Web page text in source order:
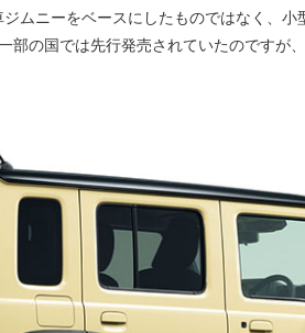
ムニーをベースにしたものではなく、小
部の国では先行発売されていたのですが